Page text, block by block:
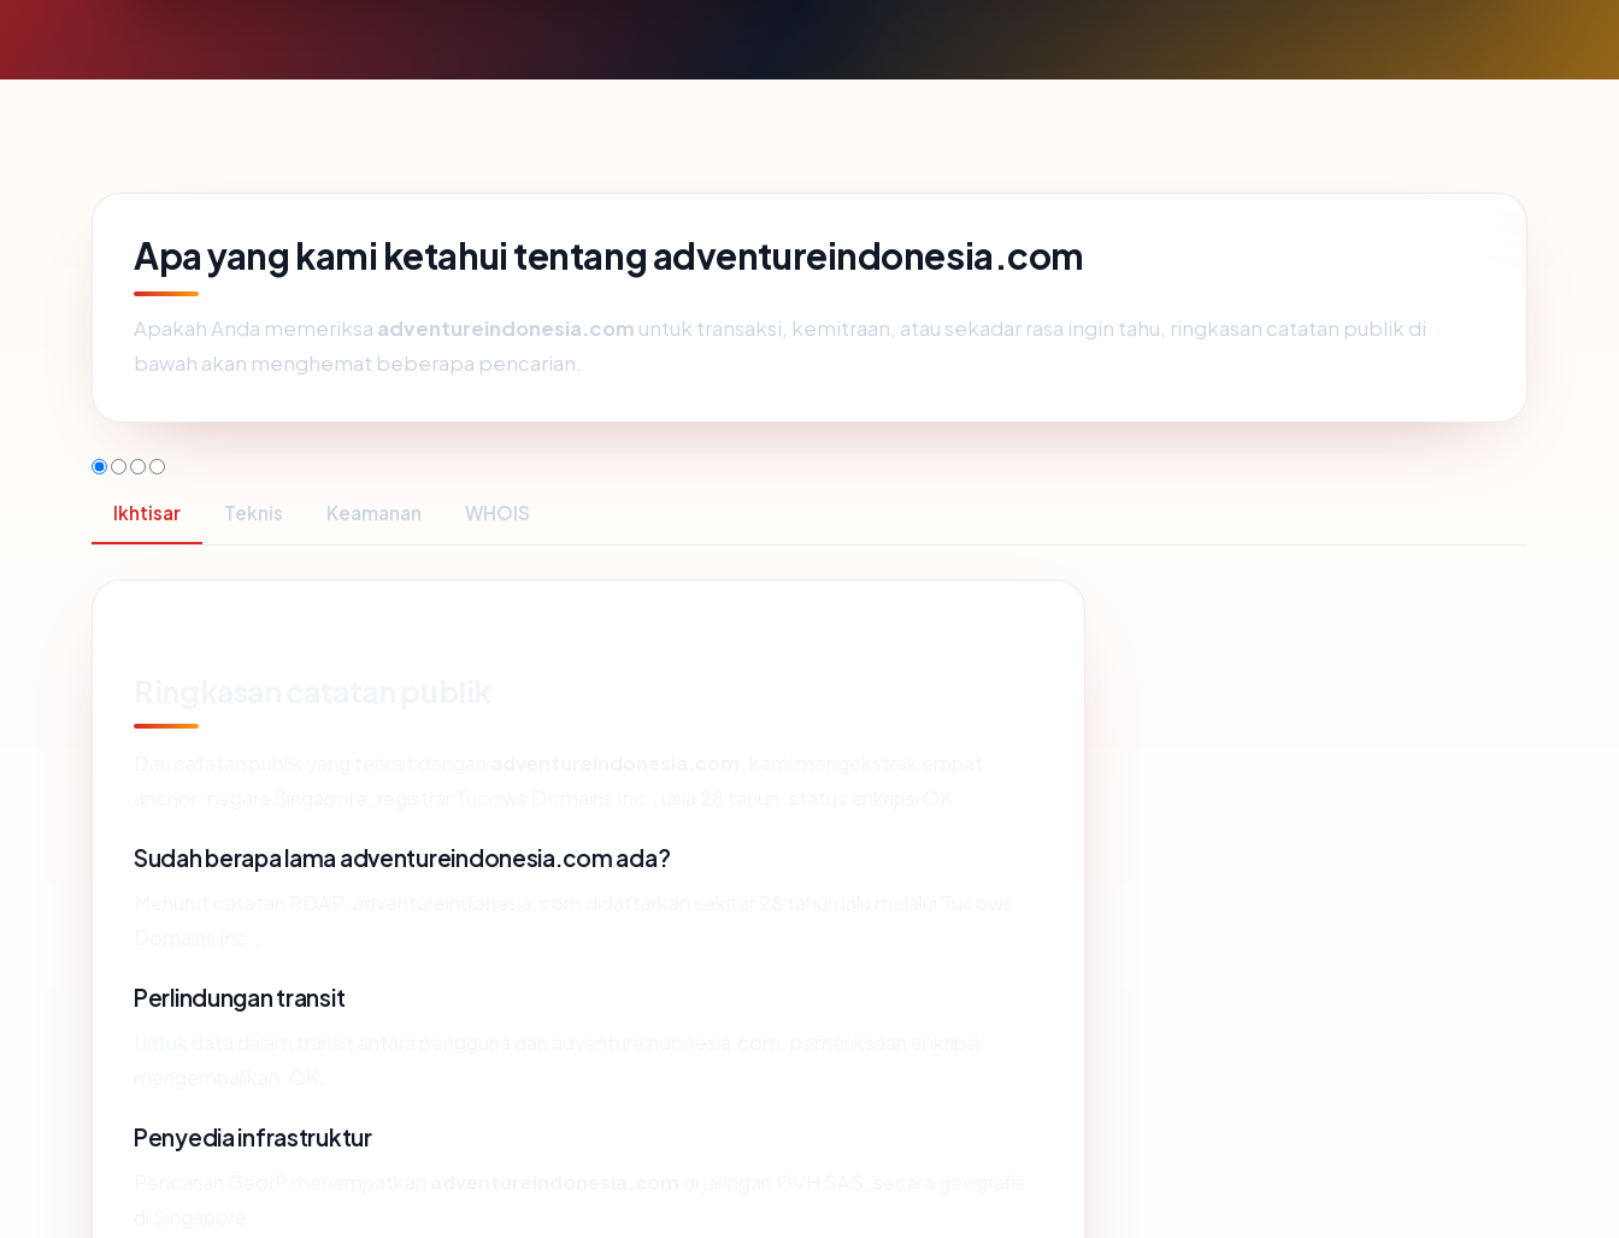
Apa yang kami ketahui tentang adventureindonesia.com
Apakah Anda memeriksa adventureindonesia.com untuk transaksi, kemitraan, atau sekadar rasa ingin tahu, ringkasan catatan publik di
bawah akan menghemat beberapa pencarian.
Ikhtisar Teknis Keamanan WHOIS
Sudah berapa lama adventureindonesia.com ada?
Perlindungan transit
Penyedia infrastruktur